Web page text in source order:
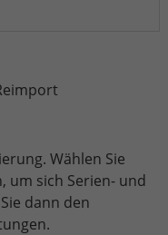
Wählen Sie
um sich Serien- und
dann den